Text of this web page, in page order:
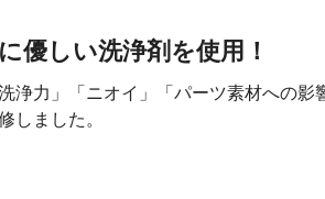
優しい洗浄剤を使用！
力」「ニオイ」「パーツ素材への影
しました。